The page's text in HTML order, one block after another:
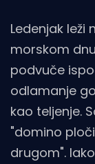
Ledenjak
morskom
podvuče
odlamanje
kao teljenje.
"domino
drugom".